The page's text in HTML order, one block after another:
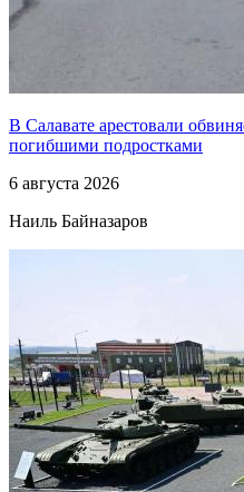
В Салавате арестовали
погибшими подростками
6 августа 2026
Наиль Байназаров